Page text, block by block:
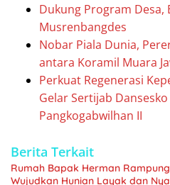
Dukung Program Desa,
Musrenbangdes
Nobar Piala Dunia,
antara Koramil Muara
Perkuat Regenerasi
Gelar Sertijab Dansesko
Pangkogabwilhan II
Berita Terkait
Rumah Bapak Herman Rampung
Wujudkan Hunian Layak dan